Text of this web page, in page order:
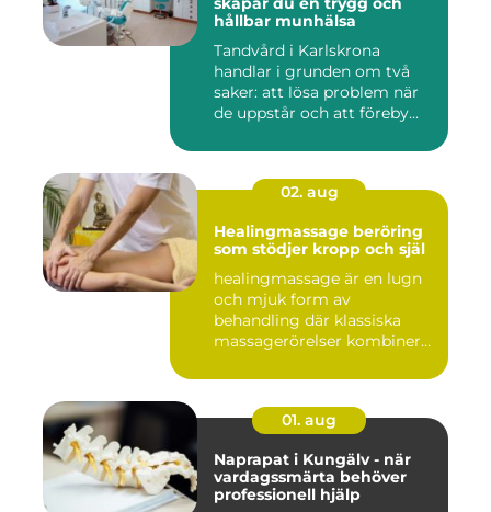
hållbar munhälsa
Tandvård i Karlskrona
handlar i grunden om två
saker: att lösa problem när
de uppstår och att föreby...
02. aug
Healingmassage beröring
som stödjer kropp och själ
healingmassage är en lugn
och mjuk form av
behandling där klassiska
massagerörelser kombineras
01. aug
Naprapat i Kungälv - när
vardagssmärta behöver
professionell hjälp